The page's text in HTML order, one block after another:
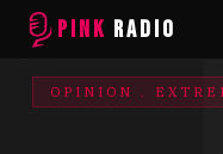
PINK RADIO
OPINION .